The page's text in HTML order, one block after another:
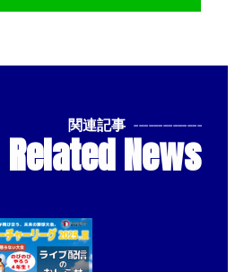
関連記事 --------------
Related News